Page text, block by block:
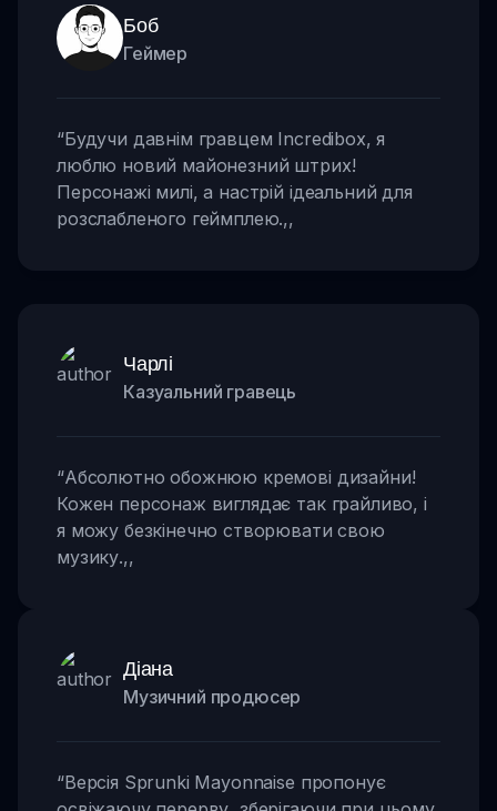
Боб
Геймер
“Будучи давнім гравцем Incredibox, я
люблю новий майонезний штрих!
Персонажі милі, а настрій ідеальний для
розслабленого геймплею.,,
Чарлі
Казуальний гравець
“Абсолютно обожнюю кремові дизайни!
Кожен персонаж виглядає так грайливо, і
я можу безкінечно створювати свою
музику.,,
Діана
Музичний продюсер
“Версія Sprunki Mayonnaise пропонує